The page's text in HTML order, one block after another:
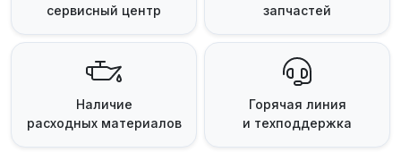
сервисный центр
запчастей
Наличие
расходных материалов
Горячая линия
и техподдержка